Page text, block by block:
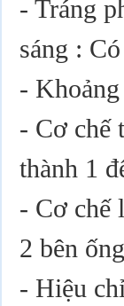
- Tráng
sáng :
-
- Cơ chế
thành 1
- Cơ chế
2 bên
- Hiệu